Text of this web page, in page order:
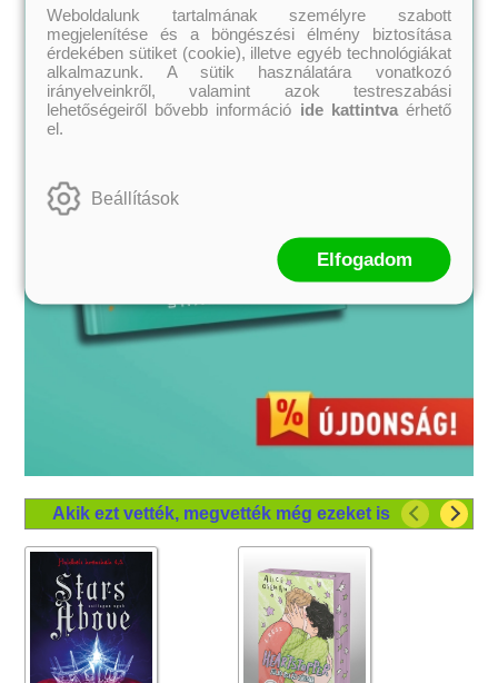
Akik ezt vették, megvették még ezeket is
Weboldalunk tartalmának személyre szabott
megjelenítése és a böngészési élmény biztosítása
érdekében sütiket (cookie), illetve egyéb technológiákat
alkalmazunk. A sütik használatára vonatkozó
irányelveinkről, valamint azok testreszabási
lehetőségeiről bővebb információ ide kattintvaérhető
el.
Beállítások
Elfogadom